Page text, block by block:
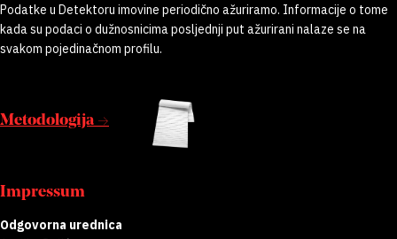
Podatke u Detektoru imovine periodično ažuriramo. Informacije o tome
kada su podaci o dužnosnicima posljednji put ažurirani nalaze se na
svakom pojedinačnom profilu.
Metodologija →
Impressum
Odgovorna urednica